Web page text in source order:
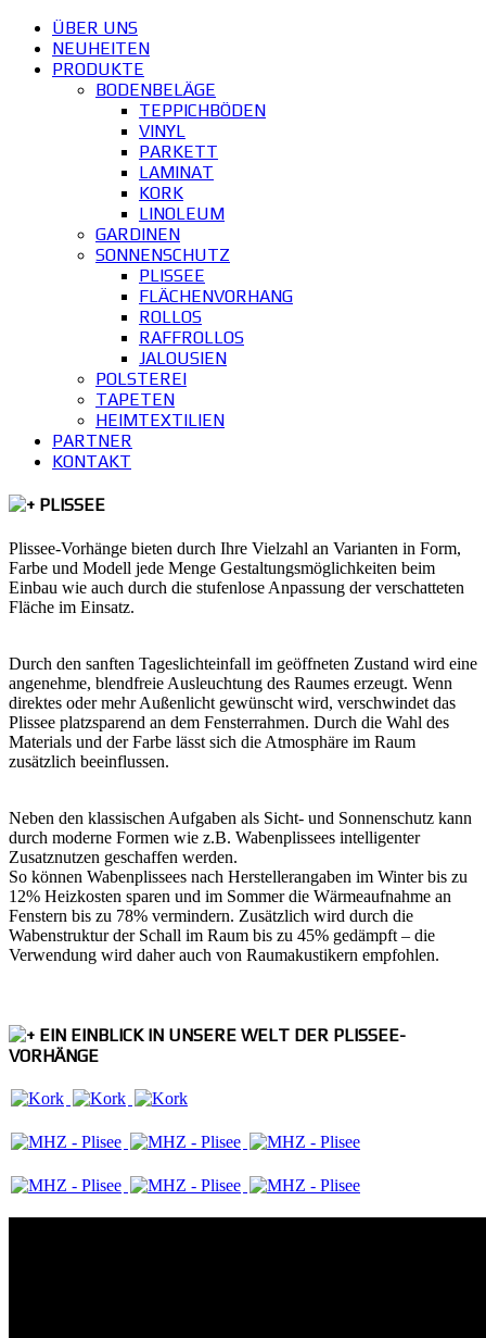
ÜBER UNS
NEUHEITEN
PRODUKTE
BODENBELÄGE
TEPPICHBÖDEN
VINYL
PARKETT
LAMINAT
KORK
LINOLEUM
GARDINEN
SONNENSCHUTZ
PLISSEE
FLÄCHENVORHANG
ROLLOS
RAFFROLLOS
JALOUSIEN
POLSTEREI
TAPETEN
HEIMTEXTILIEN
PARTNER
KONTAKT
PLISSEE
Plissee-Vorhänge bieten durch Ihre Vielzahl an Varianten in Form,
Farbe und Modell jede Menge Gestaltungsmöglichkeiten beim
Einbau wie auch durch die stufenlose Anpassung der verschatteten
Fläche im Einsatz.
Durch den sanften Tageslichteinfall im geöffneten Zustand wird eine
angenehme, blendfreie Ausleuchtung des Raumes erzeugt. Wenn
direktes oder mehr Außenlicht gewünscht wird, verschwindet das
Plissee platzsparend an dem Fensterrahmen. Durch die Wahl des
Materials und der Farbe lässt sich die Atmosphäre im Raum
zusätzlich beeinflussen.
Neben den klassischen Aufgaben als Sicht- und Sonnenschutz kann
durch moderne Formen wie z.B. Wabenplissees intelligenter
Zusatznutzen geschaffen werden.
So können Wabenplissees nach Herstellerangaben im Winter bis zu
12% Heizkosten sparen und im Sommer die Wärmeaufnahme an
Fenstern bis zu 78% vermindern. Zusätzlich wird durch die
Wabenstruktur der Schall im Raum bis zu 45% gedämpft – die
Verwendung wird daher auch von Raumakustikern empfohlen.
EIN EINBLICK IN UNSERE WELT DER PLISSEE-
VORHÄNGE